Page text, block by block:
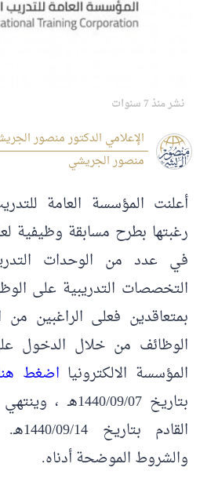
نشر منذ 7 سنوات
الإعلامي الدكتور منصور
منصور الجريشي
أعلنت المؤسسة العامة
في عدد من الوحدات
التخصصات التدريبية على
بمتعاقدين فعلى الراغبين من
الوظائف من خلال الدخول
المؤسسة الالكترونيا اضغط
بتاريخ 1440/09/
والشروط الموضحة أدناه.